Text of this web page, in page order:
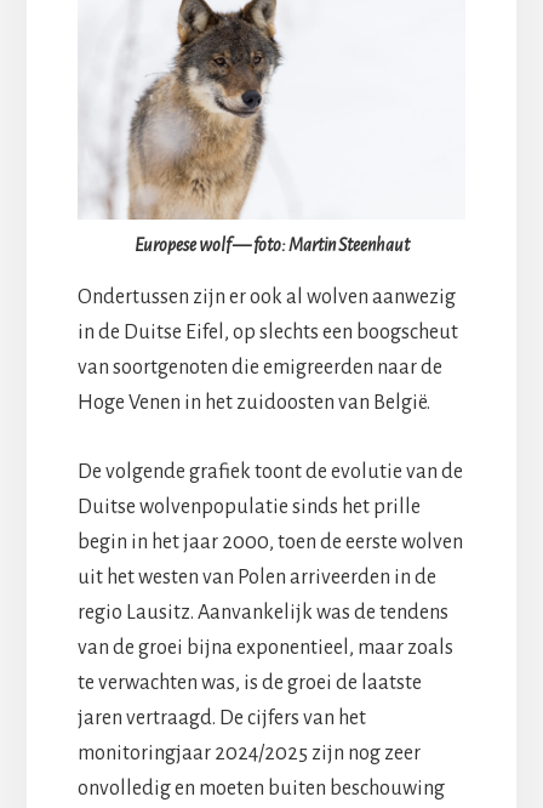
Europese wolf — foto: Martin Steenhaut
Ondertussen zijn er ook al wolven aanwezig
in de Duitse Eifel, op slechts een boogscheut
van soortgenoten die emigreerden naar de
Hoge Venen in het zuidoosten van België.
De volgende grafiek toont de evolutie van de
Duitse wolvenpopulatie sinds het prille
begin in het jaar 2000, toen de eerste wolven
uit het westen van Polen arriveerden in de
regio Lausitz. Aanvankelijk was de tendens
van de groei bijna exponentieel, maar zoals
te verwachten was, is de groei de laatste
jaren vertraagd. De cijfers van het
monitoringjaar 2024/2025 zijn nog zeer
onvolledig en moeten buiten beschouwing